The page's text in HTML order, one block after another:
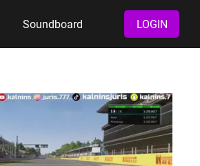
Soundboard LOGIN